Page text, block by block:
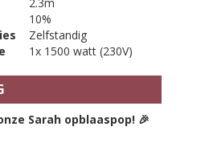
10%
Zelfstandig
1x 1500 watt (230V)
Sarah opblaaspop! 🎉